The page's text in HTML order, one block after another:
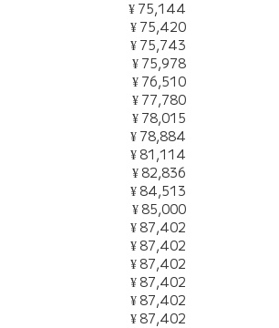
¥ 75,144
¥ 75,420
¥ 75,743
¥ 75,978
¥ 76,510
¥ 77,780
¥ 78,015
¥ 78,884
¥ 81,114
¥ 82,836
¥ 84,513
¥ 85,000
¥ 87,402
¥ 87,402
¥ 87,402
¥ 87,402
¥ 87,402
¥ 87,402